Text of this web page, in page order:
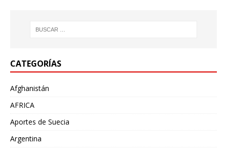
CATEGORÍAS
Afghanistán
AFRICA
Aportes de Suecia
Argentina